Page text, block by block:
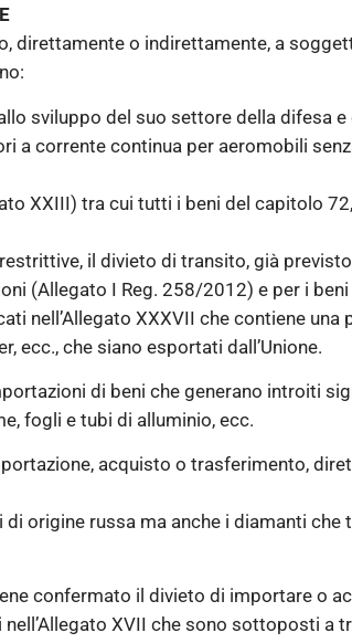
o indirettamente, a
sviluppo del suo settore della difesa
corrente continua per aeromobili
XXIII) tra cui tutti i beni del capitolo
il divieto di transito, già
(Allegato I Reg. 258/2012) e per i
nell’Allegato XXXVII che contiene una
ecc., che siano esportati dall’Unione.
di beni che generano introiti
fogli e tubi di alluminio, ecc.
acquisto o trasferimento,
origine russa ma anche i diamanti che
confermato il divieto di importare o
XVII che sono sottoposti a